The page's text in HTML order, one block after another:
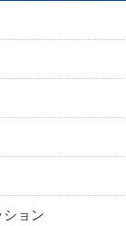
ョン